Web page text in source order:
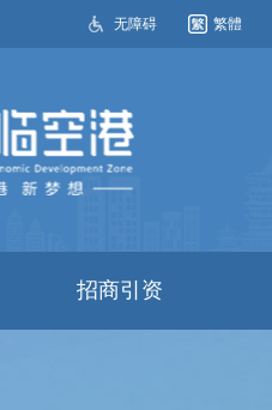
无障碍 繁體
招商引资